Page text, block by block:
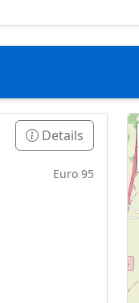
Details
Euro 95